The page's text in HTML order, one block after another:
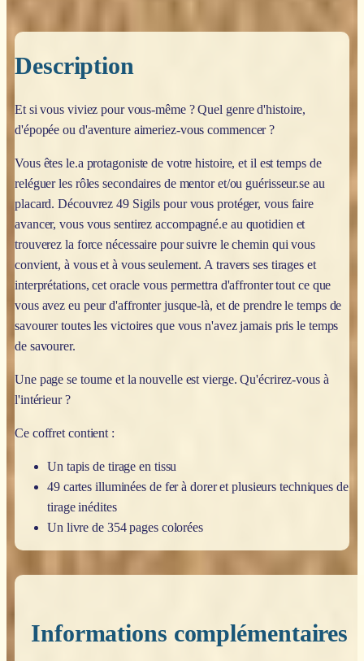
Description
Et si vous viviez pour vous-même ? Quel genre d'histoire,
d'épopée ou d'aventure aimeriez-vous commencer ?
Vous êtes le.a protagoniste de votre histoire, et il est temps de
reléguer les rôles secondaires de mentor et/ou guérisseur.se au
placard. Découvrez 49 Sigils pour vous protéger, vous faire
avancer, vous vous sentirez accompagné.e au quotidien et
trouverez la force nécessaire pour suivre le chemin qui vous
convient, à vous et à vous seulement. A travers ses tirages et
interprétations, cet oracle vous permettra d'affronter tout ce que
vous avez eu peur d'affronter jusque-là, et de prendre le temps de
savourer toutes les victoires que vous n'avez jamais pris le temps
de savourer.
Une page se tourne et la nouvelle est vierge. Qu'écrirez-vous à
l'intérieur ?
Ce coffret contient :
Un tapis de tirage en tissu
49 cartes illuminées de fer à dorer et plusieurs techniques de
tirage inédites
Un livre de 354 pages colorées
Informations complémentaires